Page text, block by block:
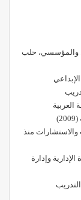
والمؤسسي، حلب
منذ
وإدارة